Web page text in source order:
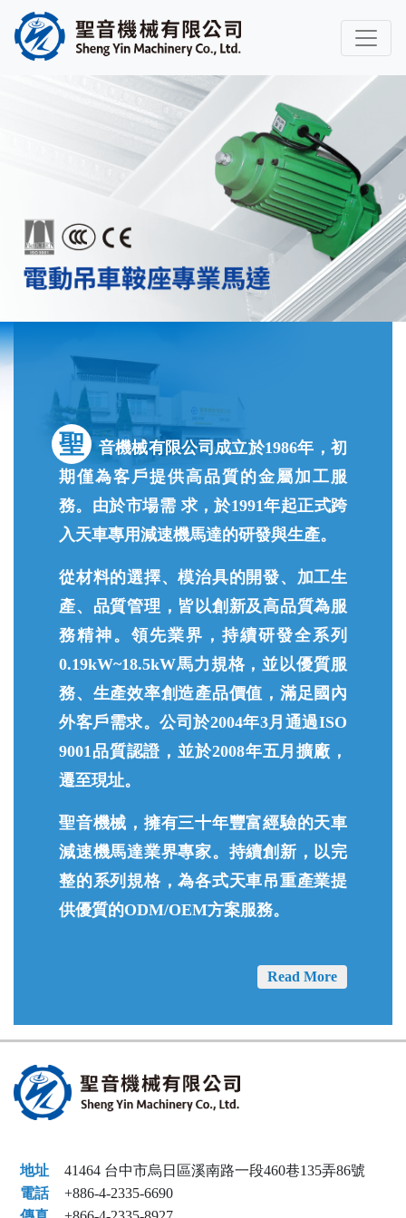
聖
音機械有限公司成立於1986年，初
期僅為客戶提供高品質的金屬加工服
務。由於市場需 求，於1991年起正式跨
入天車專用減速機馬達的研發與生產。
從材料的選擇、模治具的開發、加工生
產、品質管理，皆以創新及高品質為服
務精神。領先業界，持續研發全系列
0.19kW~18.5kW馬力規格，並以優質服
務、生產效率創造產品價值，滿足國內
外客戶需求。公司於2004年3月通過ISO
9001品質認證，並於2008年五月擴廠，
遷至現址。
聖音機械，擁有三十年豐富經驗的天車
減速機馬達業界專家。持續創新，以完
整的系列規格，為各式天車吊重產業提
供優質的ODM/OEM方案服務。
Read More
地址
41464 台中市烏日區溪南路一段460巷135弄86號
電話
+886-4-2335-6690